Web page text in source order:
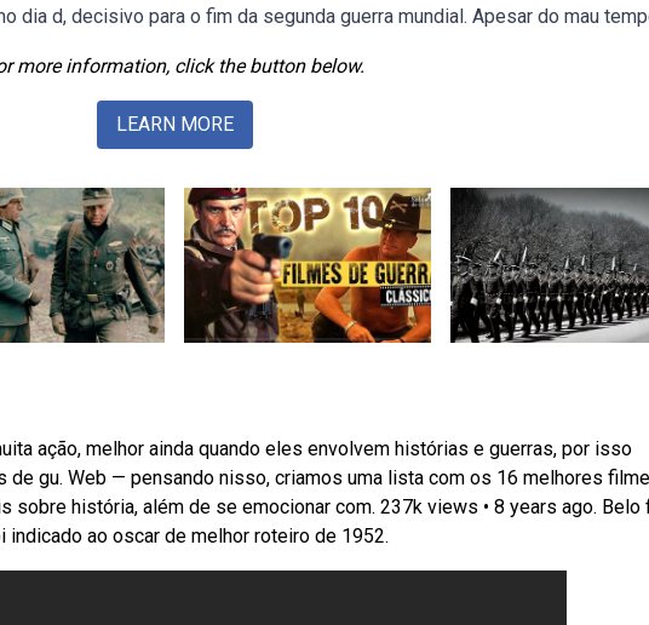
dia d, decisivo para o fim da segunda guerra mundial. Apesar do mau
more information, click the button below.
LEARN MORE
ação, melhor ainda quando eles envolvem histórias e guerras, por isso
gu. Web — pensando nisso, criamos uma lista com os 16 melhores
sobre história, além de se emocionar com. 237k views • 8 years ago. Belo
ao oscar de melhor roteiro de 1952.